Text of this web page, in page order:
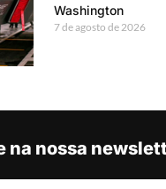
Washington
7 de agosto de 2026
na nossa